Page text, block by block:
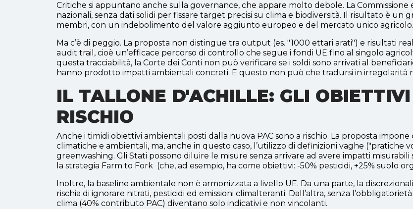
Critiche si appuntano anche sulla governance, che appare molto debole. La
nazionali, senza dati solidi per fissare target precisi su clima e biodiversità. Il risultato è un
membri, con un indebolimento del valore aggiunto europeo e del mercato unico agricolo.
Ma c’è di peggio. La proposta non distingue tra output (es. "1000 ettari arati") e risultati
audit trail, cioè un’efficace percorso di controllo che segue i fondi UE fino al singolo
questa tracciabilità, la Corte dei Conti non può verificare se i soldi sono arrivati al
hanno prodotto impatti ambientali concreti. E questo non può che tradursi in irregolarità
IL TALLONE D'ACHILLE: GLI
RISCHIO
Anche i timidi obiettivi ambientali posti dalla nuova PAC sono a rischio. La proposta
climatiche e ambientali, ma, anche in questo caso, l’utilizzo di definizioni vaghe ("pratiche
greenwashing. Gli Stati possono diluire le misure senza arrivare ad avere impatti
la strategia Farm to Fork (che, ad esempio, ha come obiettivi: -50% pesticidi, +25% suolo
Inoltre, la baseline ambientale non è armonizzata a livello UE. Da una parte, la
rischia di ignorare nitrati, pesticidi ed emissioni climalteranti. Dall’altra, senza
clima (40% contributo PAC) diventano solo indicativi e non vincolanti.